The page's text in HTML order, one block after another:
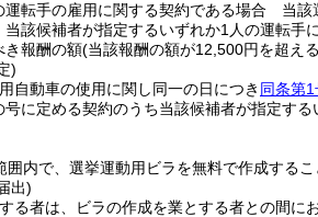
運転手の雇用に関する契約である場合 当該
該候補者が指定するいずれか1人の運転手
き報酬の額(当該報酬の額が12,500円を超え
)
自動車の使用に関し同一の日につき 同条第1
に定める契約のうち当該候補者が指定す
囲内で、選挙運動用ビラを無料で作成するこ
出)
る者は、ビラの作成を業とする者との間